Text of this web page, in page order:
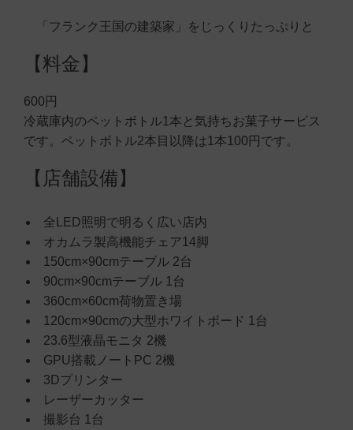
「フランク王国の建築家」をじっくりたっぷりと
【料金】
600円
冷蔵庫内のペットボトル1本と気持ちお菓子サービス
です。ペットボトル2本目以降は1本100円です。
【店舗設備】
全LED照明で明るく広い店内
オカムラ製高機能チェア14脚
150cm×90cmテーブル 2台
90cm×90cmテーブル 1台
360cm×60cm荷物置き場
120cm×90cmの大型ホワイトボード 1台
23.6型液晶モニタ 2機
GPU搭載ノートPC 2機
3Dプリンター
レーザーカッター
撮影台 1台